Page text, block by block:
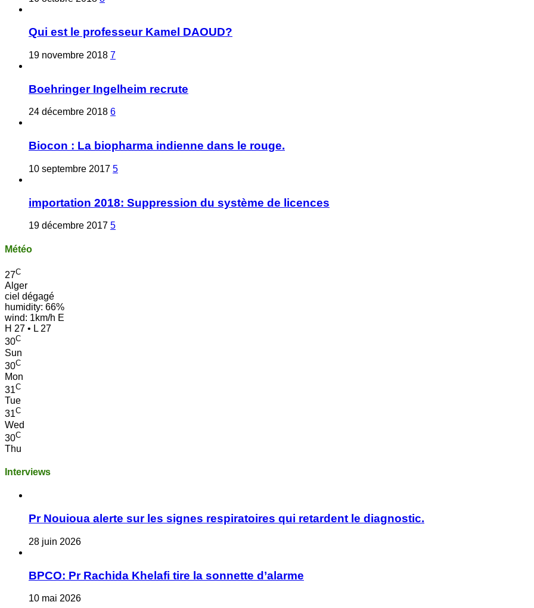
Qui est le professeur Kamel DAOUD?
19 novembre 2018 7
Boehringer Ingelheim recrute
24 décembre 2018 6
Biocon : La biopharma indienne dans le rouge.
10 septembre 2017 5
importation 2018: Suppression du système de licences
19 décembre 2017 5
Météo
27C
Alger
ciel dégagé
humidity: 66%
wind: 1km/h E
H 27 • L 27
30C
Sun
30C
Mon
31C
Tue
31C
Wed
30C
Thu
Interviews
Pr Nouioua alerte sur les signes respiratoires qui retardent le diagnostic.
28 juin 2026
BPCO: Pr Rachida Khelafi tire la sonnette d’alarme
10 mai 2026